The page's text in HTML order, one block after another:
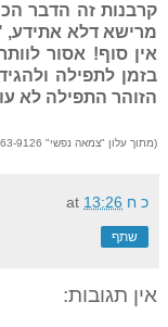
קרבנות זה הדבר
מרישא דלא אתידע,
אין סוף! אסור
בזמן לתפילה
הזוהר התפילה לא
(מתוך עלון "צמאה נפשי" 052-763-9126
כ ח at 13:26
שתף
אין תגובות: